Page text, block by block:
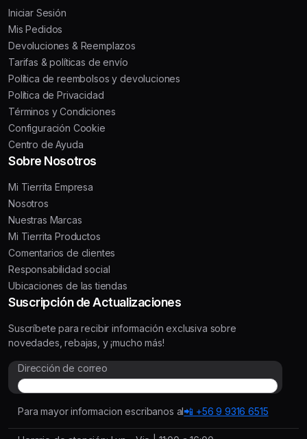
Iniciar Sesión
Mis Pedidos
Devoluciones & Reemplazos
Tarifas & políticas de envío
Política de reembolsos y devoluciones
Política de Privacidad
Términos y Condiciones
Configuración Cookie
Centro de Ayuda
Sobre Nosotros
Mi Tierrita Empresa
Nosotros
Nuestras Marcas
Mi Tierrita Productos
Comentarios de clientes
Responsabilidad social
Ubicaciones de las tiendas
Suscripción de Actualizaciones
Suscríbete para recibir información exclusiva sobre
novedades, rebajas, y ¡mucho más!
Dirección de correo
Para mayor informacion escribanos al📲 +56 9 9316 6515